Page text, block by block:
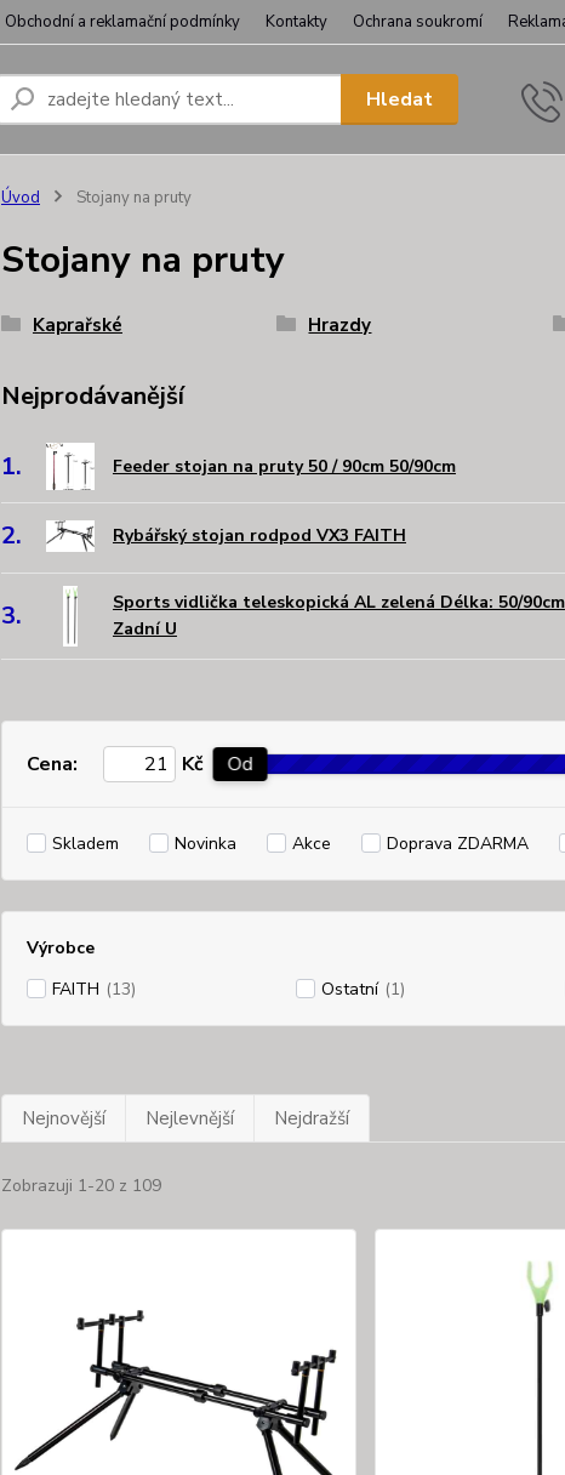
Obchodní a reklamační podmínky Kontakty Ochrana soukromí
Hledat
Úvod Stojany na pruty
Stojany na pruty
Kaprařské Hrazdy
Nejprodávanější
1. Feeder stojan na pruty 50 / 90cm 50/90cm
2. Rybářský stojan rodpod VX3 FAITH
3.
Sports vidlička teleskopická AL zelená Délka: 50/90cm
Zadní U
Cena: Kč Od
Skladem Novinka Akce Doprava ZDARMA
Výrobce
FAITH (13) Ostatní (1)
Nejnovější Nejlevnější Nejdražší
Zobrazuji 1-20 z 109